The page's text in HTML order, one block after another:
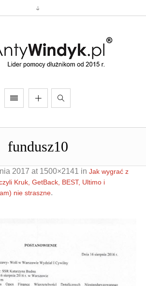
Negocjacje z wierzycielami
fundusz10
2017 at 1500×2141 in Jak wygrać z
Kruk, GetBack, BEST, Ultimo i
nie straszne.